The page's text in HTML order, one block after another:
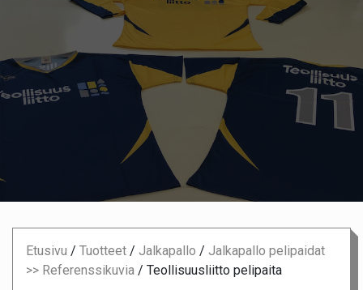
Etusivu / Tuotteet / Jalkapallo / Jalkapallo pelipaidat
>> Referenssikuvia / Teollisuusliitto pelipaita